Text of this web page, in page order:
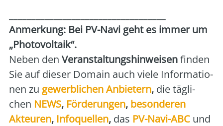
Anmer­kung: Bei PV-Navi geht es immer um
„Pho­to­vol­ta­ik“.
Neben den Ver­an­stal­tungs­hin­wei­senfin­den
Sie auf die­ser Domain auch vie­le Infor­ma­tio­
nen zu gewerb­li­chen Anbie­tern, die täg­li­
chen NEWS, För­de­run­gen, beson­de­ren
Akteu­ren, Info­quel­len, das PV-Navi-ABC und